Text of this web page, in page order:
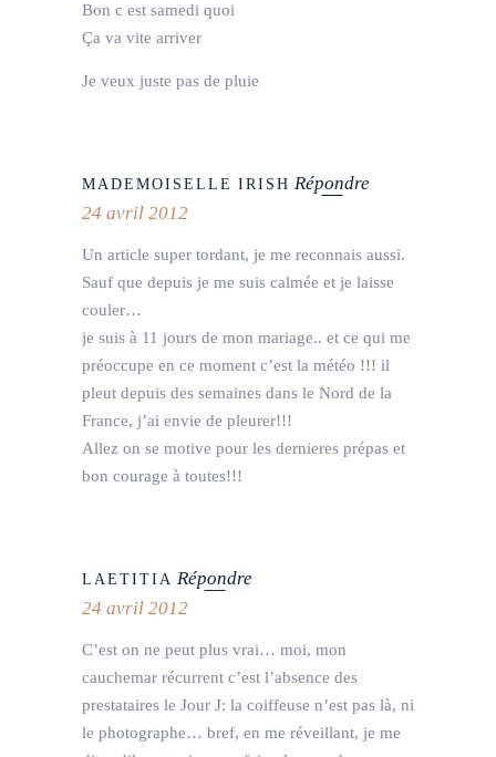
Bon c est samedi quoi
Ça va vite arriver
Je veux juste pas de pluie
MADEMOISELLE IRISH Répondre
24 avril 2012
Un article super tordant, je me reconnais aussi.
Sauf que depuis je me suis calmée et je laisse
couler…
je suis à 11 jours de mon mariage.. et ce qui me
préoccupe en ce moment c’est la météo !!! il
pleut depuis des semaines dans le Nord de la
France, j’ai envie de pleurer!!!
Allez on se motive pour les dernieres prépas et
bon courage à toutes!!!
LAETITIA Répondre
24 avril 2012
C’est on ne peut plus vrai… moi, mon
cauchemar récurrent c’est l’absence des
prestataires le Jour J: la coiffeuse n’est pas là, ni
le photographe… bref, en me réveillant, je me